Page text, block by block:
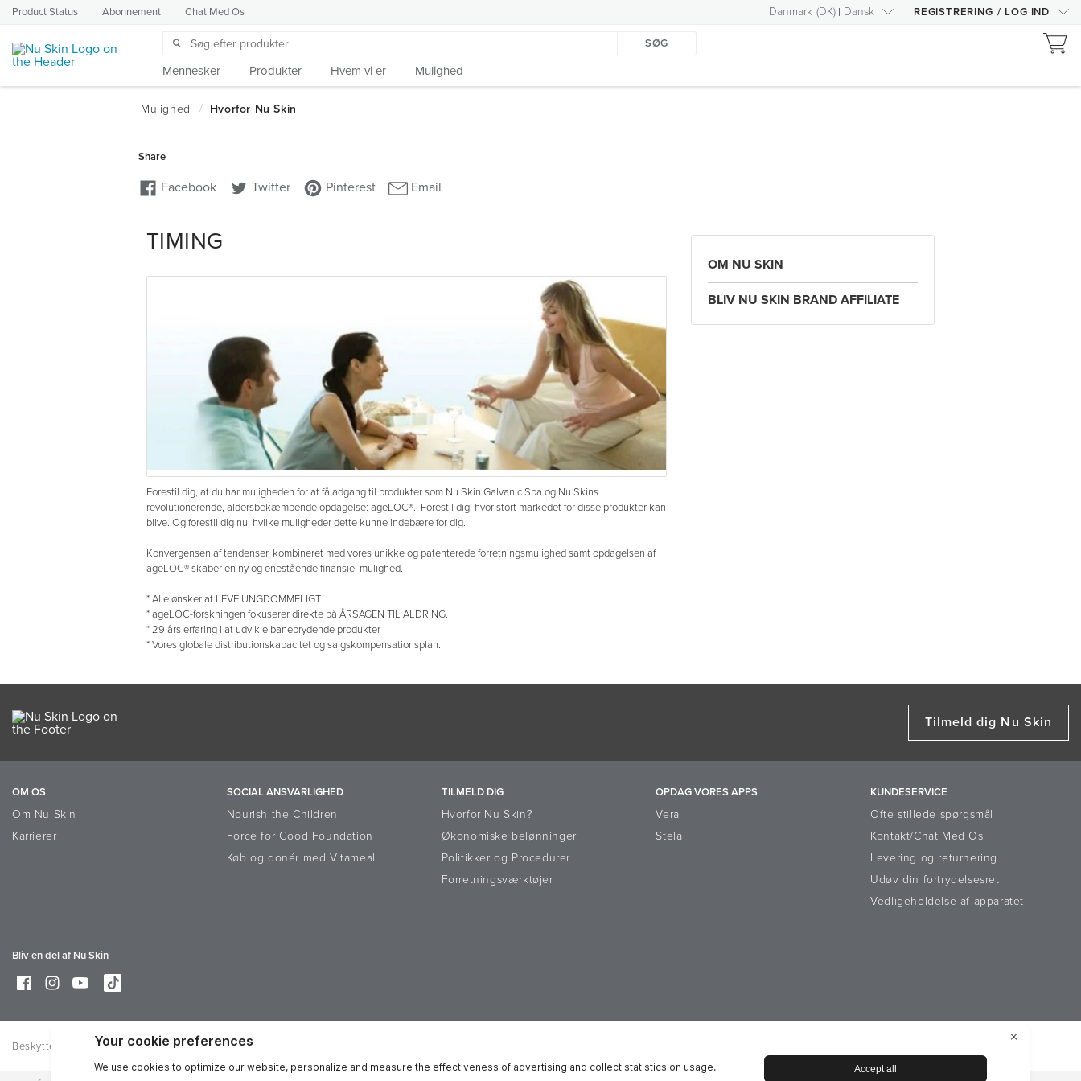
Product Status Abonnement Chat Med Os Danmark (DK) Dansk REGISTRERING / LOG IND
SØG
Mennesker Produkter Hvem vi er Mulighed
TIMING
Forestil dig, at du har muligheden for at få adgang til produkter som Nu Skin Galvanic Spa og Nu Skins
revolutionerende, aldersbekæmpende opdagelse: ageLOC®. Forestil dig, hvor stort markedet for disse produkter kan
blive. Og forestil dig nu, hvilke muligheder dette kunne indebære for dig.
Konvergensen af tendenser, kombineret med vores unikke og patenterede forretningsmulighed samt opdagelsen af
ageLOC® skaber en ny og enestående finansiel mulighed.
* Alle ønsker at LEVE UNGDOMMELIGT.
* ageLOC-forskningen fokuserer direkte på ÅRSAGEN TIL ALDRING.
* 29 års erfaring i at udvikle banebrydende produkter
* Vores globale distributionskapacitet og salgskompensationsplan.
OM NU SKIN
BLIV NU SKIN BRAND AFFILIATE
Tilmeld dig Nu Skin
OM OS
Om Nu Skin
Karrierer
SOCIAL ANSVARLIGHED
Nourish the Children
Force for Good Foundation
Køb og donér med Vitameal
TILMELD DIG
Hvorfor Nu Skin?
Økonomiske belønninger
Politikker og Procedurer
Forretningsværktøjer
OPDAG VORES APPS
Vera
Stela
KUNDESERVICE
Ofte stillede spørgsmål
Kontakt/Chat Med Os
Levering og returnering
Udøv din fortrydelsesret
Vedligeholdelse af apparatet
Bliv en del af Nu Skin
Beskyttelse af personoplysninger Juridisk Trademarks